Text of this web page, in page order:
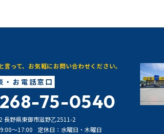
言って、お気軽にお問い合わせください。
・お電話窓口
75-0540
長野県東御市滋野乙2511-2
〜17:00
定休日：水曜日・木曜日